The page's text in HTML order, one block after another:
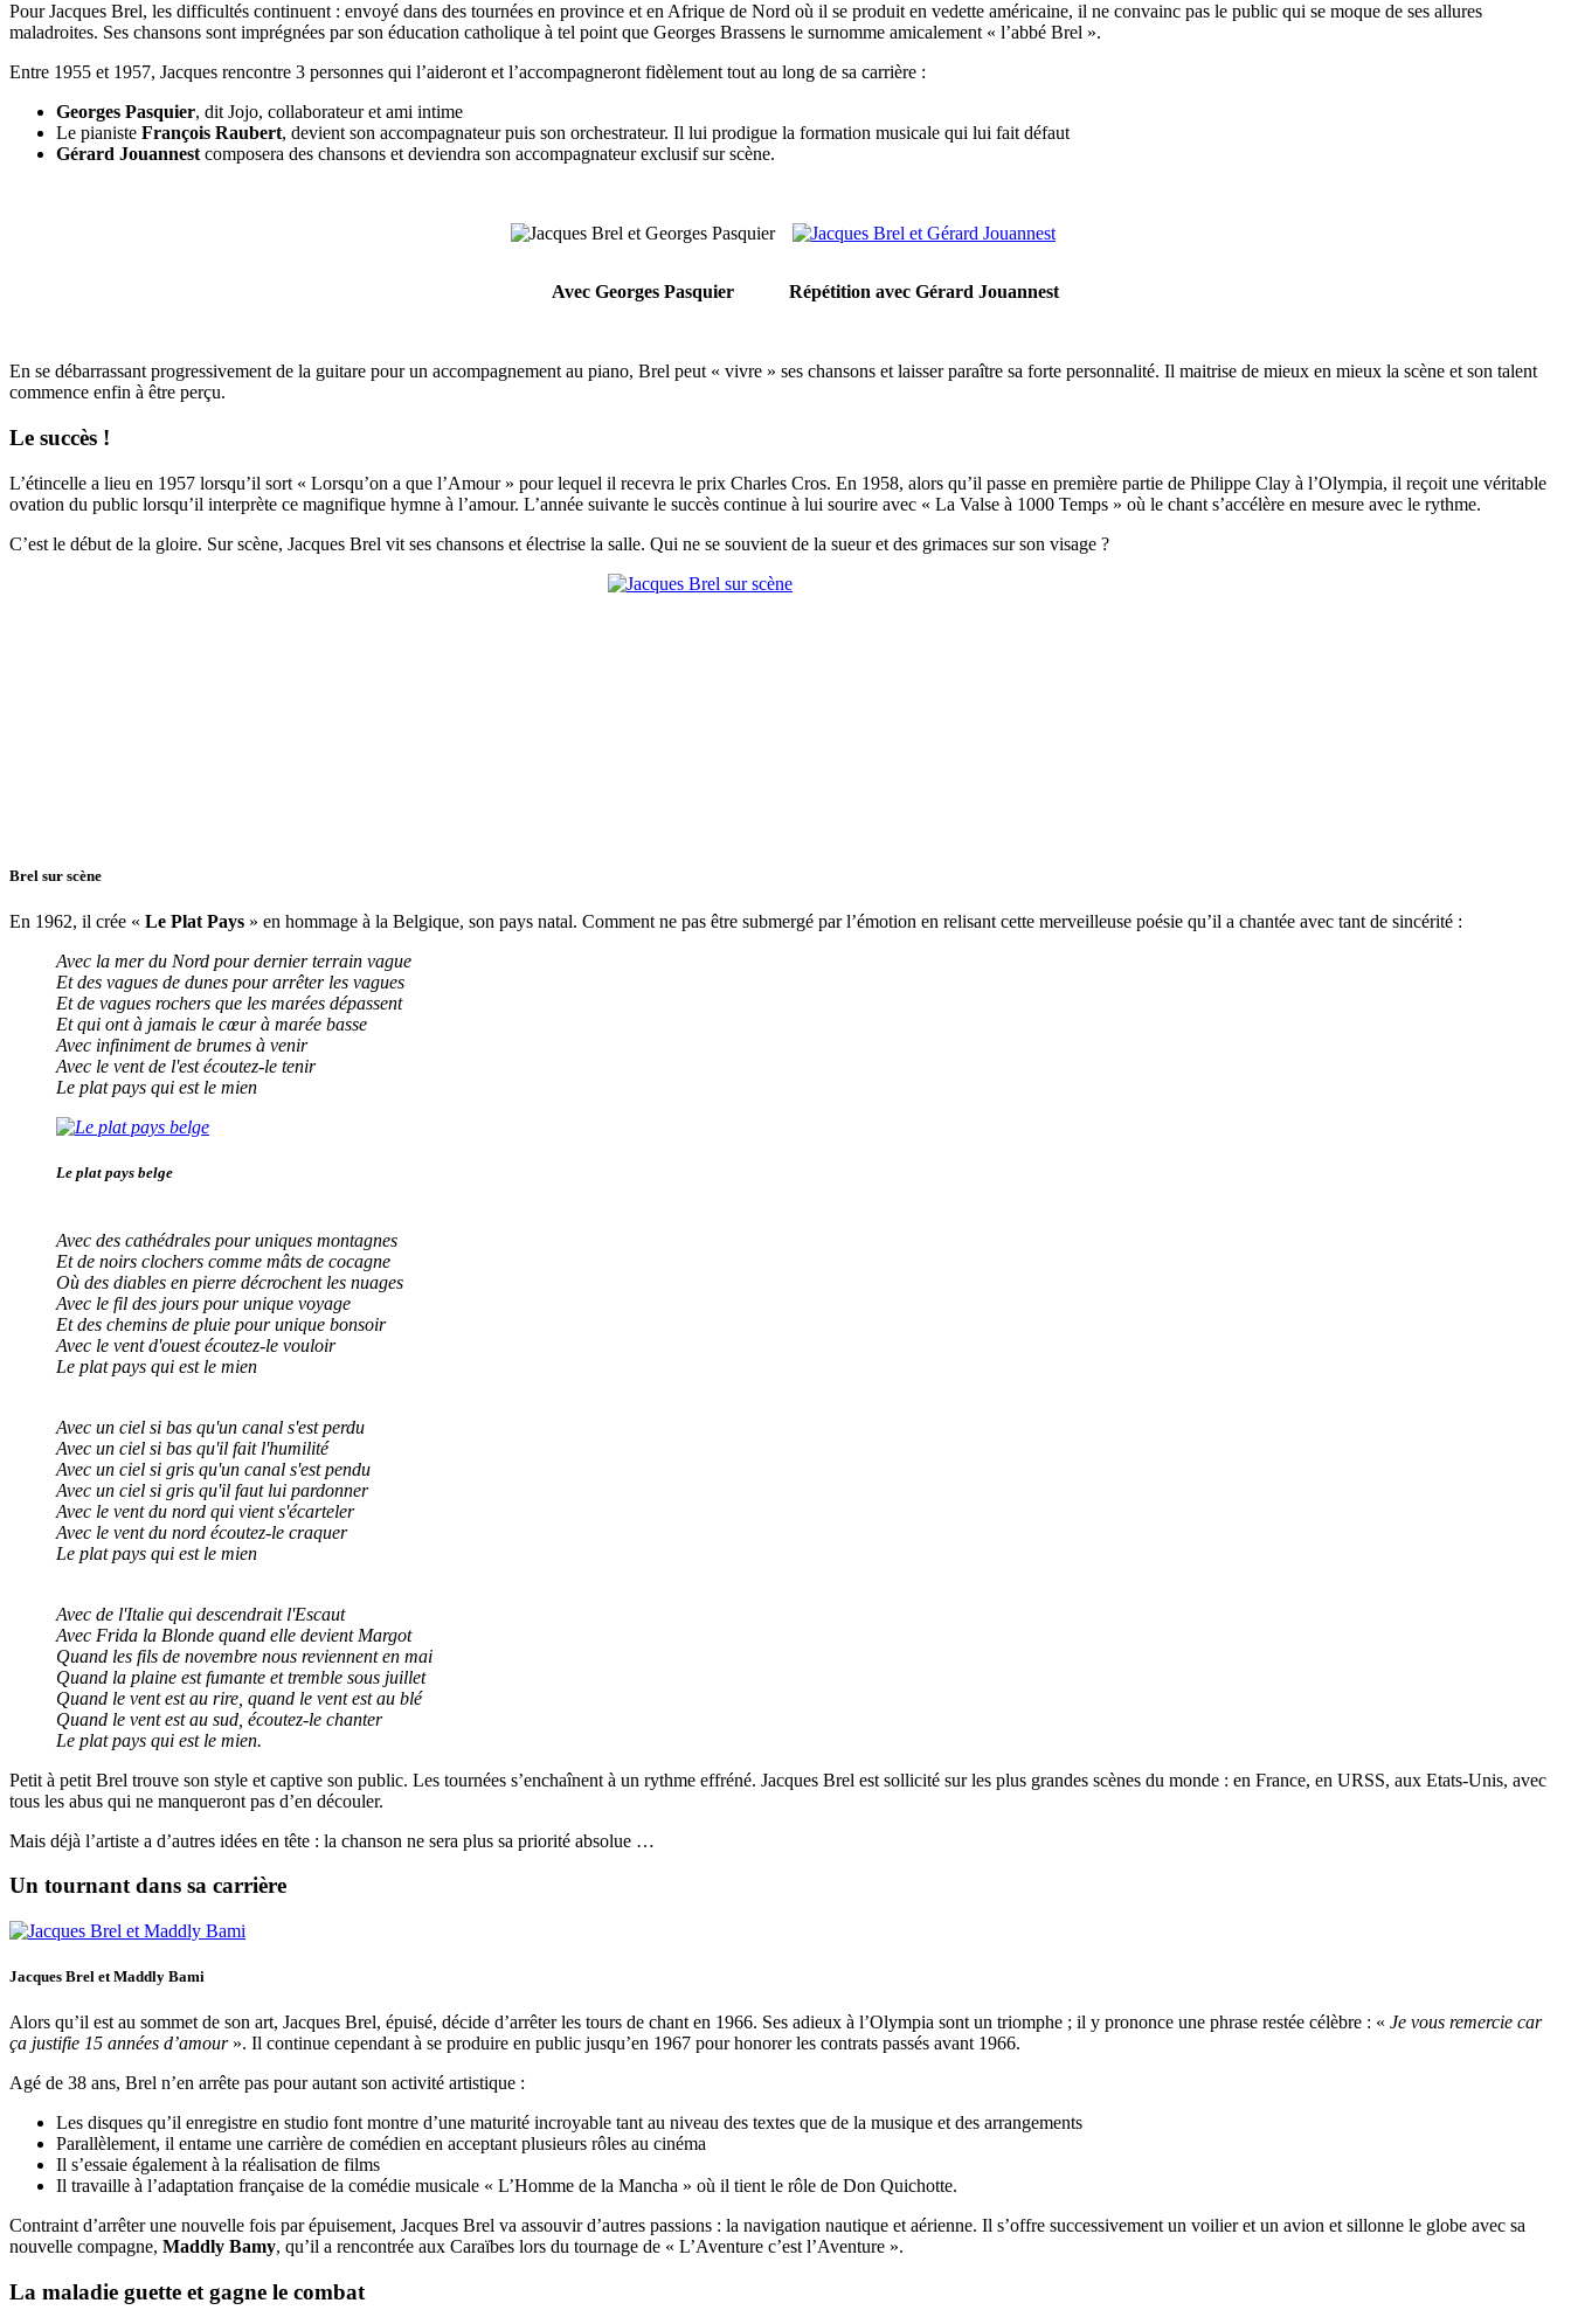
Pour Jacques Brel, les difficultés continuent : envoyé dans des tournées en province et en Afrique de Nord où il se produit en vedette américaine, il ne convainc pas le public qui se moque de ses allures
maladroites. Ses chansons sont imprégnées par son éducation catholique à tel point que Georges Brassens le surnomme amicalement « l’abbé Brel ».
Entre 1955 et 1957, Jacques rencontre 3 personnes qui l’aideront et l’accompagneront fidèlement tout au long de sa carrière :
Georges Pasquier, dit Jojo, collaborateur et ami intime
Le pianiste François Raubert, devient son accompagnateur puis son orchestrateur. Il lui prodigue la formation musicale qui lui fait défaut
Gérard Jouannestcomposera des chansons et deviendra son accompagnateur exclusif sur scène.
Avec Georges Pasquier Répétition avec Gérard Jouannest
En se débarrassant progressivement de la guitare pour un accompagnement au piano, Brel peut « vivre » ses chansons et laisser paraître sa forte personnalité. Il maitrise de mieux en mieux la scène et son talent
commence enfin à être perçu.
Le succès !
L’étincelle a lieu en 1957 lorsqu’il sort « Lorsqu’on a que l’Amour » pour lequel il recevra le prix Charles Cros. En 1958, alors qu’il passe en première partie de Philippe Clay à l’Olympia, il reçoit une véritable
ovation du public lorsqu’il interprète ce magnifique hymne à l’amour. L’année suivante le succès continue à lui sourire avec « La Valse à 1000 Temps » où le chant s’accélère en mesure avec le rythme.
C’est le début de la gloire. Sur scène, Jacques Brel vit ses chansons et électrise la salle. Qui ne se souvient de la sueur et des grimaces sur son visage ?
Brel sur scène
En 1962, il crée « Le Plat Pays » en hommage à la Belgique, son pays natal. Comment ne pas être submergé par l’émotion en relisant cette merveilleuse poésie qu’il a chantée avec tant de sincérité :
Avec la mer du Nord pour dernier terrain vague
Et des vagues de dunes pour arrêter les vagues
Et de vagues rochers que les marées dépassent
Et qui ont à jamais le cœur à marée basse
Avec infiniment de brumes à venir
Avec le vent de l'est écoutez-le tenir
Le plat pays qui est le mien
Le plat pays belge
Avec des cathédrales pour uniques montagnes
Et de noirs clochers comme mâts de cocagne
Où des diables en pierre décrochent les nuages
Avec le fil des jours pour unique voyage
Et des chemins de pluie pour unique bonsoir
Avec le vent d'ouest écoutez-le vouloir
Le plat pays qui est le mien
Avec un ciel si bas qu'un canal s'est perdu
Avec un ciel si bas qu'il fait l'humilité
Avec un ciel si gris qu'un canal s'est pendu
Avec un ciel si gris qu'il faut lui pardonner
Avec le vent du nord qui vient s'écarteler
Avec le vent du nord écoutez-le craquer
Le plat pays qui est le mien
Avec de l'Italie qui descendrait l'Escaut
Avec Frida la Blonde quand elle devient Margot
Quand les fils de novembre nous reviennent en mai
Quand la plaine est fumante et tremble sous juillet
Quand le vent est au rire, quand le vent est au blé
Quand le vent est au sud, écoutez-le chanter
Le plat pays qui est le mien.
Petit à petit Brel trouve son style et captive son public. Les tournées s’enchaînent à un rythme effréné. Jacques Brel est sollicité sur les plus grandes scènes du monde : en France, en URSS, aux Etats-Unis, avec
tous les abus qui ne manqueront pas d’en découler.
Mais déjà l’artiste a d’autres idées en tête : la chanson ne sera plus sa priorité absolue …
Un tournant dans sa carrière
Jacques Brel et Maddly Bami
Alors qu’il est au sommet de son art, Jacques Brel, épuisé, décide d’arrêter les tours de chant en 1966. Ses adieux à l’Olympia sont un triomphe ; il y prononce une phrase restée célèbre : « Je vous remercie car
ça justifie 15 années d’amour». Il continue cependant à se produire en public jusqu’en 1967 pour honorer les contrats passés avant 1966.
Agé de 38 ans, Brel n’en arrête pas pour autant son activité artistique :
Les disques qu’il enregistre en studio font montre d’une maturité incroyable tant au niveau des textes que de la musique et des arrangements
Parallèlement, il entame une carrière de comédien en acceptant plusieurs rôles au cinéma
Il s’essaie également à la réalisation de films
Il travaille à l’adaptation française de la comédie musicale « L’Homme de la Mancha » où il tient le rôle de Don Quichotte.
Contraint d’arrêter une nouvelle fois par épuisement, Jacques Brel va assouvir d’autres passions : la navigation nautique et aérienne. Il s’offre successivement un voilier et un avion et sillonne le globe avec sa
nouvelle compagne, Maddly Bamy, qu’il a rencontrée aux Caraïbes lors du tournage de « L’Aventure c’est l’Aventure ».
La maladie guette et gagne le combat